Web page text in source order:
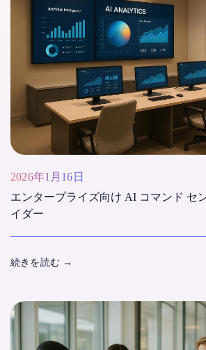
2026年1月16日
エンタープライズ向け AI コマンド セ
イダー
続きを読む →